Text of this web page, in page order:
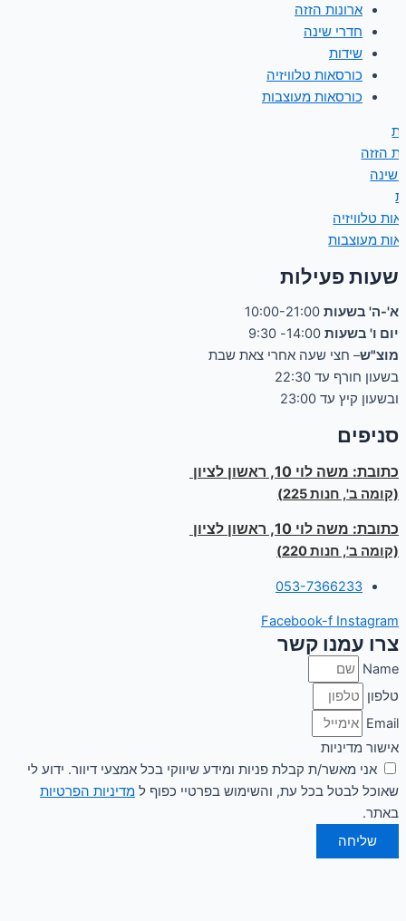
ארונות הזזה
חדרי שינה
שידות
כורסאות טלוויזיה
כורסאות מעוצבות
הזזה
שינה
טלוויזיה
מעוצבות
שעות פעילות
א'-ה' בשעות
יום ו' בשעות
מוצ"ש– חצי שעה אחרי צאת שבת
בשעון חורף עד 22:30
ובשעון קיץ עד 23:00
סניפים
כתובת: משה לוי 10, ראשון לציון
(קומה ב', חנות 225)
כתובת: משה לוי 10, ראשון לציון
(קומה ב', חנות 220)
053-7366233
Facebook-f Instagram
צרו עמנו קשר
Name
טלפון
Email
אישור מדיניות
אני מאשר/ת קבלת פניות ומידע שיווקי בכל אמצעי דיוור. ידוע לי
שאוכל לבטל בכל עת, והשימוש בפרטיי כפוף ל מדיניות הפרטיות
באתר.
שליחה